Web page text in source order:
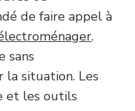
de faire appel à
.
sans
la situation. Les
et les outils